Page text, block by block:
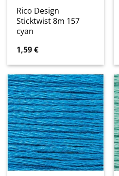
Rico Design
Sticktwist 8m 157
cyan
1,59€